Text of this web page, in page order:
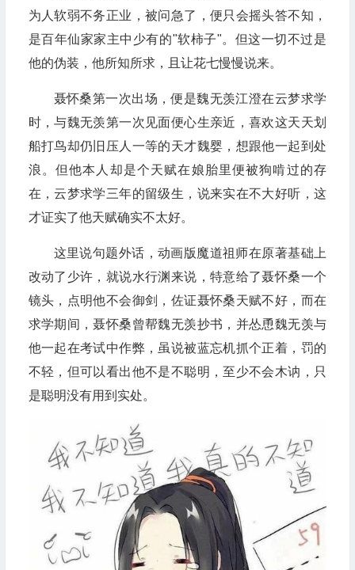
为人软弱不务正业，被问急了，便只会摇头答不知，
是百年仙家家主中少有的"软柿子"。但这一切不过是
他的伪装，他所知所求，且让花七慢慢说来。
聂怀桑第一次出场，便是魏无羡江澄在云梦求学
时，与魏无羡第一次见面便心生亲近，喜欢这天天划
船打鸟却仍旧压人一等的天才魏婴，想跟他一起到处
浪。但他本人却是个天赋在娘胎里便被狗啃过的存
在，云梦求学三年的留级生，说来实在不大好听，这
才证实了他天赋确实不太好。
这里说句题外话，动画版魔道祖师在原著基础上
改动了少许，就说水行渊来说，特意给了聂怀桑一个
镜头，点明他不会御剑，佐证聂怀桑天赋不好，而在
求学期间，聂怀桑曾帮魏无羡抄书，并怂恿魏无羡与
他一起在考试中作弊，虽说被蓝忘机抓个正着，罚的
不轻，但可以看出他不是不聪明，至少不会木讷，只
是聪明没有用到实处。